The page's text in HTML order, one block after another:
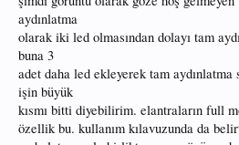
aydınlatma
olarak iki led olmasından dolayı tam
buna 3
adet daha led ekleyerek tam aydınlatma
işin büyük
kısmı bitti diyebilirim. elantraların full
özellik bu. kullanım kılavuzunda da